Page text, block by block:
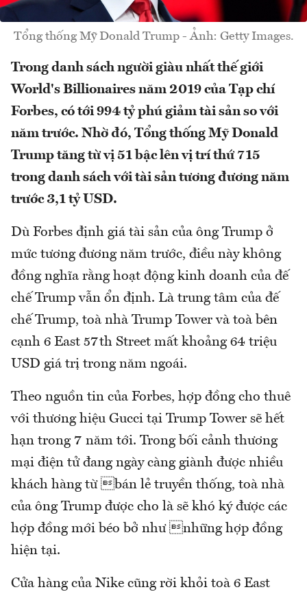
Tổng thống Mỹ Donald Trump - Ảnh: Getty Images.
Trong danh sách người giàu nhất thế giới
World's Billionaires năm 2019 của Tạp chí
Forbes, có tới 994 tỷ phú giảm tài sản so với
năm trước. Nhờ đó, Tổng thống Mỹ Donald
Trump tăng từ vị 51 bậc lên vị trí thứ 715
trong danh sách với tài sản tương đương năm
trước 3,1 tỷ USD.
Dù Forbes định giá tài sản của ông Trump ở
mức tương đương năm trước, điều này không
đồng nghĩa rằng hoạt động kinh doanh của đế
chế Trump vẫn ổn định. Là trung tâm của đế
chế Trump, toà nhà Trump Tower và toà bên
cạnh 6 East 57th Street mất khoảng 64 triệu
USD giá trị trong năm ngoái.
Theo nguồn tin của Forbes, hợp đồng cho thuê
với thương hiệu Gucci tại Trump Tower sẽ hết
hạn trong 7 năm tới. Trong bối cảnh thương
mại điện tử đang ngày càng giành được nhiều
khách hàng từ bán lẻ truyền thống, toà nhà
của ông Trump được cho là sẽ khó ký được các
hợp đồng mới béo bở như những hợp đồng
hiện tại.
Cửa hàng của Nike cũng rời khỏi toà 6 East